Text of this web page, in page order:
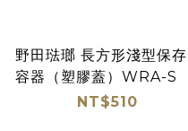
野田琺瑯 長方形淺型保存
容器（塑膠蓋）WRA-S
NT$510